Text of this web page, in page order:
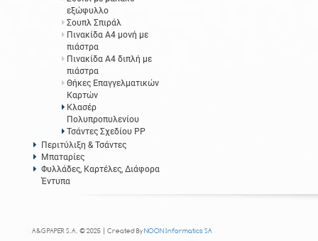
εξώφυλλο
Σουπλ Σπιράλ
Πινακίδα Α4 μονή με
πιάστρα
Πινακίδα Α4 διπλή με
πιάστρα
Θήκες Επαγγελματικών
Καρτών
Κλασέρ
Πολυπροπυλενίου
Τσάντες Σχεδίου PP
Περιτύλιξη & Τσάντες
Μπαταρίες
Φυλλάδες, Καρτέλες, Διάφορα
Έντυπα
A&G PAPER S.A. © 2025 | Created ByNOON Informatics SA